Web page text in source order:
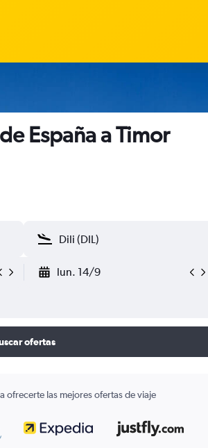
España a Timor
lun. 14/9
ofertas
ofrecerte las mejores ofertas de viaje